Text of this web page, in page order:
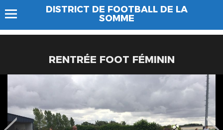
DISTRICT DE FOOTBALL DE LA
SOMME
RENTRÉE FOOT FÉMININ